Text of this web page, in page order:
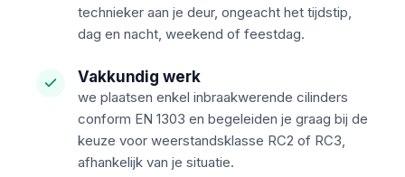
technieker aan je deur, ongeacht het tijdstip,
dag en nacht, weekend of feestdag.
Vakkundig werk
we plaatsen enkel inbraakwerende cilinders
conform EN 1303 en begeleiden je graag bij de
keuze voor weerstandsklasse RC2 of RC3,
afhankelijk van je situatie.